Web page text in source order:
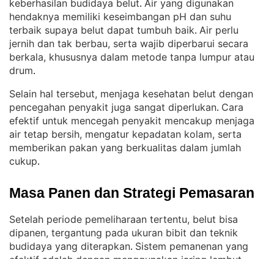
keberhasilan budidaya belut. Air yang digunakan
hendaknya memiliki keseimbangan pH dan suhu
terbaik supaya belut dapat tumbuh baik. Air perlu
jernih dan tak berbau, serta wajib diperbarui secara
berkala, khususnya dalam metode tanpa lumpur atau
drum.
Selain hal tersebut, menjaga kesehatan belut dengan
pencegahan penyakit juga sangat diperlukan. Cara
efektif untuk mencegah penyakit mencakup menjaga
air tetap bersih, mengatur kepadatan kolam, serta
memberikan pakan yang berkualitas dalam jumlah
cukup.
Masa Panen dan Strategi Pemasaran
Setelah periode pemeliharaan tertentu, belut bisa
dipanen, tergantung pada ukuran bibit dan teknik
budidaya yang diterapkan. Sistem pemanenan yang